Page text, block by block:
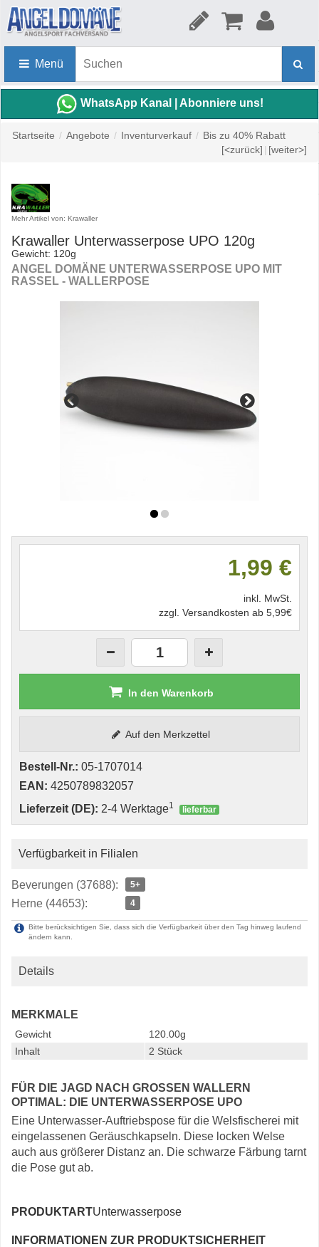
Menü
WhatsApp Kanal | Abonniere uns!
Startseite / Angebote / Inventurverkauf / Bis zu 40% Rabatt
[<zurück] | [weiter>]
Mehr Artikel von: Krawaller
Krawaller Unterwasserpose UPO 120g
Gewicht: 120g
ANGEL DOMÄNE UNTERWASSERPOSE UPO MIT
RASSEL - WALLERPOSE
1,99 €
inkl. MwSt.
zzgl. Versandkosten ab 5,99€
In den Warenkorb
Auf den Merkzettel
Bestell-Nr.: 05-1707014
EAN: 4250789832057
Lieferzeit (DE): 2-4 Werktage1 lieferbar
Verfügbarkeit in Filialen
Beverungen (37688): 5+
Herne (44653): 4
Bitte berücksichtigen Sie, dass sich die Verfügbarkeit über den Tag hinweg laufend
ändern kann.
Details
MERKMALE
Gewicht
120.00g
Inhalt
2 Stück
FÜR DIE JAGD NACH GROSSEN WALLERN O
PTIMAL: DIE UNTERWASSERPOSE UPO
Eine Unterwasser-Auftriebspose für die Welsfischerei mit
eingelassenen Geräuschkapseln. Diese locken Welse
auch aus größerer Distanz an. Die schwarze Färbung tarnt
die Pose gut ab.
PRODUKTARTUnterwasserpose
INFORMATIONEN ZUR PRODUKTSICHERHEIT